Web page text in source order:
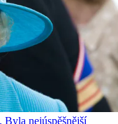
nejúspěšnější